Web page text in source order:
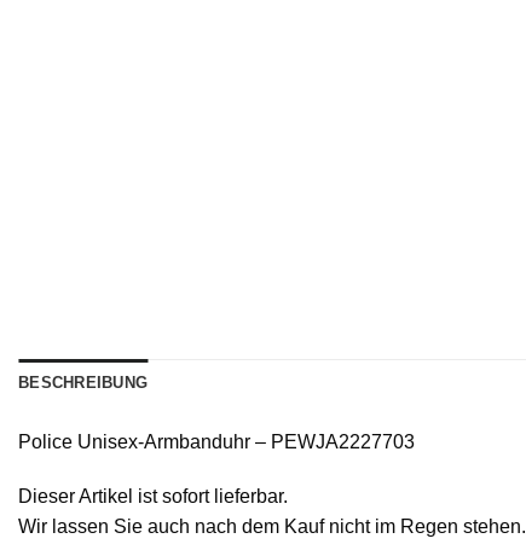
BESCHREIBUNG
Police Unisex-Armbanduhr – PEWJA2227703
Dieser Artikel ist sofort lieferbar.
Wir lassen Sie auch nach dem Kauf nicht im Regen stehen.